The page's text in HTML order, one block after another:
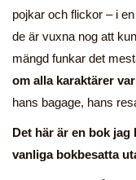
pojkar och flickor – i
de är vuxna nog att
mängd funkar det
om alla karaktärer
hans bagage, hans
Det här är en bok
vanliga bokbesatta